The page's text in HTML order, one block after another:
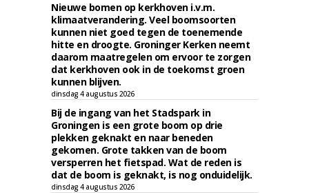
Nieuwe bomen op kerkhoven i.v.m.
klimaatverandering. Veel boomsoorten
kunnen niet goed tegen de toenemende
hitte en droogte. Groninger Kerken neemt
daarom maatregelen om ervoor te zorgen
dat kerkhoven ook in de toekomst groen
kunnen blijven.
dinsdag 4 augustus 2026
Bij de ingang van het Stadspark in
Groningen is een grote boom op drie
plekken geknakt en naar beneden
gekomen. Grote takken van de boom
versperren het fietspad. Wat de reden is
dat de boom is geknakt, is nog onduidelijk.
dinsdag 4 augustus 2026